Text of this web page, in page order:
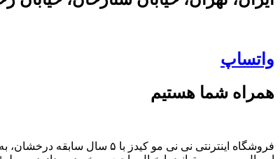
واتساپ
همراه شما هستیم
فروشگاه اینترنتی نی نی مو